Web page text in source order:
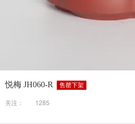
悦梅 JH060-R 售罄下架
关注： 1285